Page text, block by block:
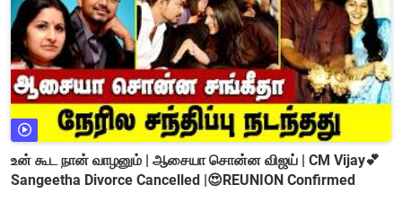
உன் கூட நான் வாழனும் | ஆசையா சொன்ன விஜய் | CM Vijay💕
Sangeetha Divorce Cancelled |😍REUNION Confirmed